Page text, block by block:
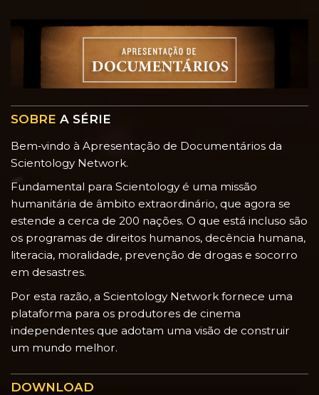
SOBRE A SÉRIE
Bem‑vindo à Apresentação de Documentários da
Scientology Network.
Fundamental para Scientology é uma missão
humanitária de âmbito extraordinário, que agora se
estende a cerca de 200 nações. O que está incluso são
os programas de direitos humanos, decência humana,
literacia, moralidade, prevenção de drogas e socorro
em desastres.
Por esta razão, a Scientology Network fornece uma
plataforma para os produtores de cinema
independentes que adotam uma visão de construir
um mundo melhor.
DOWNLOAD